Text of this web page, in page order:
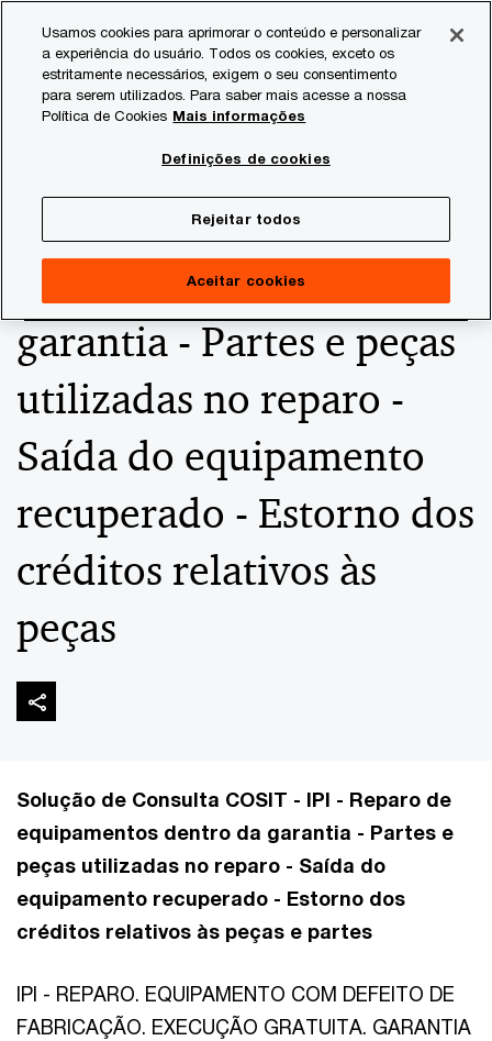
content
footer
Consultoria Tributária
Solução de Consulta
COSIT - IPI - Reparo de
equipamentos dentro da
garantia - Partes e peças
utilizadas no reparo -
Saída do equipamento
recuperado - Estorno dos
créditos relativos às
peças
Solução de Consulta COSIT - IPI - Reparo de
equipamentos dentro da garantia - Partes e
peças utilizadas no reparo - Saída do
equipamento recuperado - Estorno dos
créditos relativos às peças e partes
IPI - REPARO. EQUIPAMENTO COM DEFEITO DE
FABRICAÇÃO. EXECUÇÃO GRATUITA. GARANTIA
Usamos cookies para aprimorar o conteúdo e personalizar
a experiência do usuário. Todos os cookies, exceto os
estritamente necessários, exigem o seu consentimento
para serem utilizados. Para saber mais acesse a nossa
Política de Cookies Mais informações
Definições de cookies
Rejeitar todos
Aceitar cookies